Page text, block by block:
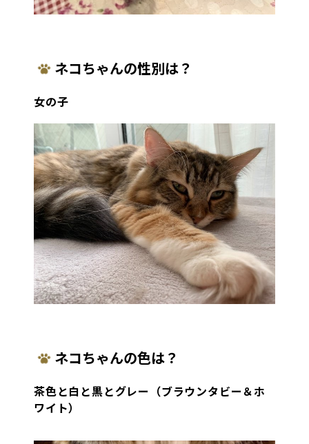
ネコちゃんの性別は？
女の子
ネコちゃんの色は？
茶色と白と黒とグレー（ブラウンタビー＆ホ
ワイト）